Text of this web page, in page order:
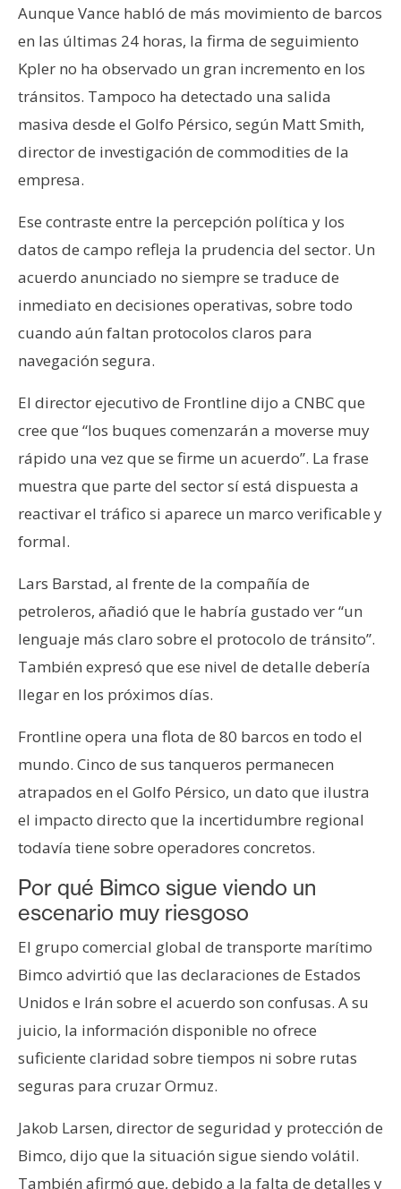
Aunque Vance habló de más movimiento de barcos
en las últimas 24 horas, la firma de seguimiento
Kpler no ha observado un gran incremento en los
tránsitos. Tampoco ha detectado una salida
masiva desde el Golfo Pérsico, según Matt Smith,
director de investigación de commodities de la
empresa.
Ese contraste entre la percepción política y los
datos de campo refleja la prudencia del sector. Un
acuerdo anunciado no siempre se traduce de
inmediato en decisiones operativas, sobre todo
cuando aún faltan protocolos claros para
navegación segura.
El director ejecutivo de Frontline dijo a CNBC que
cree que “los buques comenzarán a moverse muy
rápido una vez que se firme un acuerdo”. La frase
muestra que parte del sector sí está dispuesta a
reactivar el tráfico si aparece un marco verificable y
formal.
Lars Barstad, al frente de la compañía de
petroleros, añadió que le habría gustado ver “un
lenguaje más claro sobre el protocolo de tránsito”.
También expresó que ese nivel de detalle debería
llegar en los próximos días.
Frontline opera una flota de 80 barcos en todo el
mundo. Cinco de sus tanqueros permanecen
atrapados en el Golfo Pérsico, un dato que ilustra
el impacto directo que la incertidumbre regional
todavía tiene sobre operadores concretos.
Por qué Bimco sigue viendo un
escenario muy riesgoso
El grupo comercial global de transporte marítimo
Bimco advirtió que las declaraciones de Estados
Unidos e Irán sobre el acuerdo son confusas. A su
juicio, la información disponible no ofrece
suficiente claridad sobre tiempos ni sobre rutas
seguras para cruzar Ormuz.
Jakob Larsen, director de seguridad y protección de
Bimco, dijo que la situación sigue siendo volátil.
También afirmó que, debido a la falta de detalles y